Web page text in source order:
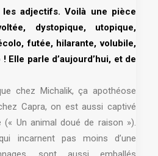
adjectifs. Voilà une pièce
dystopique, utopique,
futée, hilarante, volubile,
Elle parle d’aujourd’hui, et de
chez Michalik, ça apothéose
Capra, on est aussi captivé
(« Un animal doué de raison »).
incarnent pas moins d’une